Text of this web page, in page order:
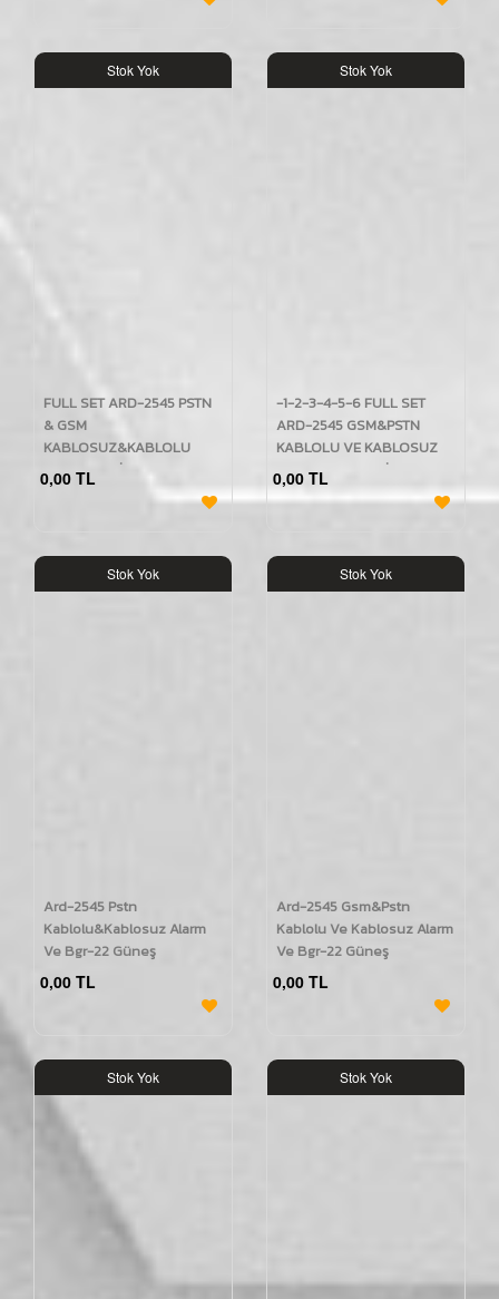
Stok Yok
FULL SET ARD-2545 PSTN
& GSM
KABLOSUZ&KABLOLU
ALARM SETİ KABLOLU
BGR-05 48 LED KIRMIZI
0,00 TL
Stok Yok
-1-2-3-4-5-6 FULL SET
ARD-2545 GSM&PSTN
KABLOLU VE KABLOSUZ
GSM ALARM SETİ BGR-08
48 LED KABLOLUSUZ
0,00 TL
Stok Yok
Ard-2545 Pstn
Kablolu&Kablosuz Alarm
Ve Bgr-22 Güneş
Enerjili(Solar) Kablosuz
Harici Siren Seti
0,00 TL
Stok Yok
Ard-2545 Gsm&Pstn
Kablolu Ve Kablosuz Alarm
Ve Bgr-22 Güneş
Enerjili(Solar) Kablosuz
Harici Siren Seti
0,00 TL
Stok Yok Stok Yok